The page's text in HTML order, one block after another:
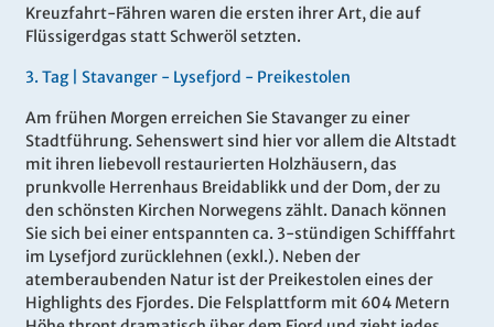
Kreuzfahrt-Fähren waren die ersten ihrer Art, die auf
Flüssigerdgas statt Schweröl setzten.
3. Tag | Stavanger - Lysefjord - Preikestolen
Am frühen Morgen erreichen Sie Stavanger zu einer
Stadtführung. Sehenswert sind hier vor allem die Altstadt
mit ihren liebevoll restaurierten Holzhäusern, das
prunkvolle Herrenhaus Breidablikk und der Dom, der zu
den schönsten Kirchen Norwegens zählt. Danach können
Sie sich bei einer entspannten ca. 3-stündigen Schifffahrt
im Lysefjord zurücklehnen (exkl.). Neben der
atemberaubenden Natur ist der Preikestolen eines der
Highlights des Fjordes. Die Felsplattform mit 604 Metern